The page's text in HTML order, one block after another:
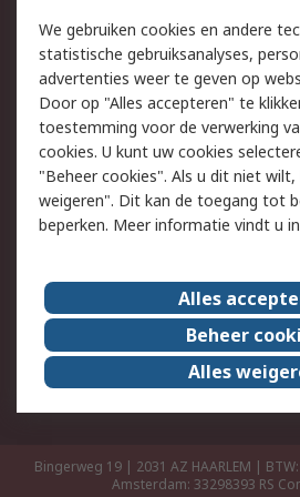
Track & Trace
Wettelijk
Cookiebeleid
Privacybeleid
Algemene
verkoopvoorwaarden
Over RS
RS Group
RS wereldwijd
ESG
Bingerweg 19 | 2031 AZ HAARLEM |
Amsterdam: 33298393 RS
We gebruiken cookies en andere
statistische gebruiksanalyses,
advertenties weer te geven op
Door op "Alles accepteren" te
toestemming voor de verwerking
cookies. U kunt uw cookies
"Beheer cookies". Als u dit niet wilt,
weigeren". Dit kan de toegang tot
beperken. Meer informatie vindt u in
Alles
Beheer
Alles